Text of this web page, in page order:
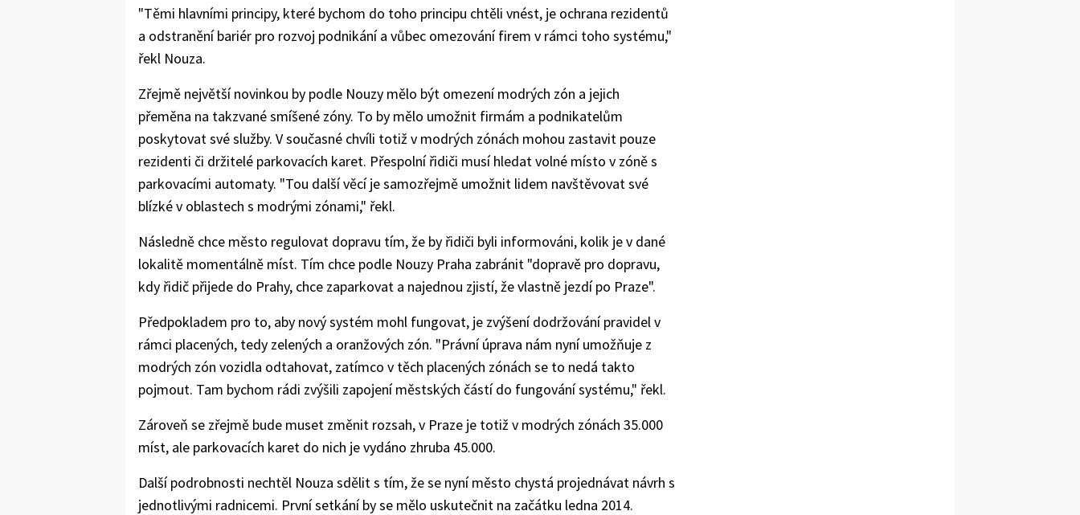
"Těmi hlavními principy, které bychom do toho principu chtěli vnést, je ochrana rezidentů
a odstranění bariér pro rozvoj podnikání a vůbec omezování firem v rámci toho systému,"
řekl Nouza.
Zřejmě největší novinkou by podle Nouzy mělo být omezení modrých zón a jejich
přeměna na takzvané smíšené zóny. To by mělo umožnit firmám a podnikatelům
poskytovat své služby. V současné chvíli totiž v modrých zónách mohou zastavit pouze
rezidenti či držitelé parkovacích karet. Přespolní řidiči musí hledat volné místo v zóně s
parkovacími automaty. "Tou další věcí je samozřejmě umožnit lidem navštěvovat své
blízké v oblastech s modrými zónami," řekl.
Následně chce město regulovat dopravu tím, že by řidiči byli informováni, kolik je v dané
lokalitě momentálně míst. Tím chce podle Nouzy Praha zabránit "dopravě pro dopravu,
kdy řidič přijede do Prahy, chce zaparkovat a najednou zjistí, že vlastně jezdí po Praze".
Předpokladem pro to, aby nový systém mohl fungovat, je zvýšení dodržování pravidel v
rámci placených, tedy zelených a oranžových zón. "Právní úprava nám nyní umožňuje z
modrých zón vozidla odtahovat, zatímco v těch placených zónách se to nedá takto
pojmout. Tam bychom rádi zvýšili zapojení městských částí do fungování systému," řekl.
Zároveň se zřejmě bude muset změnit rozsah, v Praze je totiž v modrých zónách 35.000
míst, ale parkovacích karet do nich je vydáno zhruba 45.000.
Další podrobnosti nechtěl Nouza sdělit s tím, že se nyní město chystá projednávat návrh s
jednotlivými radnicemi. První setkání by se mělo uskutečnit na začátku ledna 2014.